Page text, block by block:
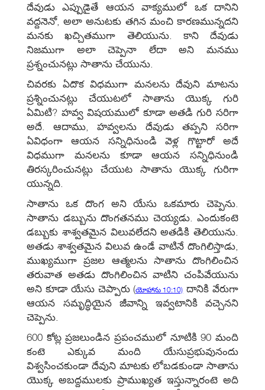
దేవుడు ఎప్పుడైతే ఆయన వాక్యములో ఒక దానిని
వద్దనెనో, అలా అనుటకు తగిన మంచి కారణమున్నదని
మనకు ఖచ్చితముగా తెలియును. కాని దేవుడు
నిజముగా అలా చెప్పెనా లేదా అని మనము
ప్రశ్నంచునట్లు సాతాను చేయును.
చివరకు ఏదొక విధముగా మనలను దేవుని మాటను
ప్రశ్నించునట్లు చేయుటలో సాతాను యొక్క గురి
ఏమిటి? హవ్వ విషయములో కూడా అతడి గురి సరిగా
అదే. ఆదాము, హవ్వలను దేవుడు తప్పని సరిగా
ఏవిధంగా ఆయన సన్నిధినుండి వెళ్ల గొట్టారో అదే
విధముగా మనలను కూడా ఆయన సన్నిధినుండి
తిరస్కరించునట్లు చేయుట సాతాను యొక్క గురిగా
యున్నది.
సాతాను ఒక దొంగ అని యేసు ఒకమారు చెప్పెను.
సాతాను డబ్బును దొంగతనము చెయ్యడు. ఎందుకంటె
డబ్బుకు శాశ్వతమైన విలువలేదని అతడికి తెలియును.
అతడు శాశ్వతమైన విలువ ఉండే వాటినే దొంగిలిస్తాడు,
ముఖ్యముగా ప్రజల ఆత్మలను సాతాను దొంగిలించిన
తరువాత అతడు దొంగిలించిన వాటిని చంపివేయును
అని కూడా యేసు చెప్పారు(యోహాను 10:10) దానికి వేరుగా
ఆయన సమృద్ధియైన జీవాన్ని ఇవ్వటానికి వచ్చెనని
చెప్పెను.
600 కోట్ల ప్రజలుండిన ప్రపంచములో నూటికి 90 మంది
కంటె ఎక్కువ మంది యేసుప్రభువునందు
విశ్వసించకుండా దేవుని మాటకు లోబడకుండా సాతాను
యొక్క అబద్దములకు ప్రాముఖ్యత ఇస్తున్నారంటె అది